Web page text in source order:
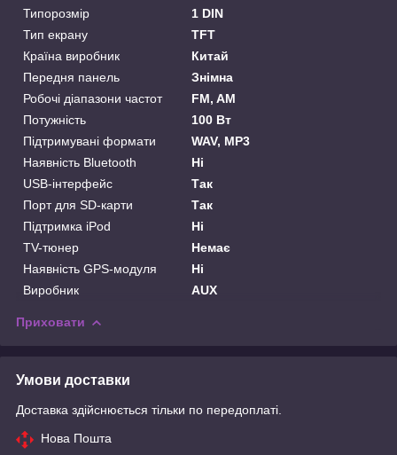
Типорозмір
1 DIN
Тип екрану
TFT
Країна виробник
Китай
Передня панель
Знімна
Робочі діапазони частот
FM, AM
Потужність
100 Вт
Підтримувані формати
WAV, MP3
Наявність Bluetooth
Ні
USB-інтерфейс
Так
Порт для SD-карти
Так
Підтримка iPod
Ні
TV-тюнер
Немає
Наявність GPS-модуля
Ні
Виробник
AUX
Приховати
Умови доставки
Доставка здійснюється тільки по передоплаті.
Нова Пошта